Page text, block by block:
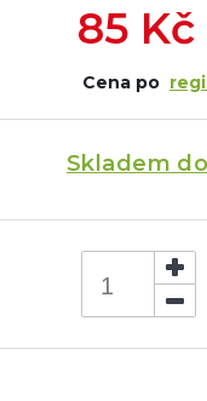
85 Kč
Cena po
Skladem